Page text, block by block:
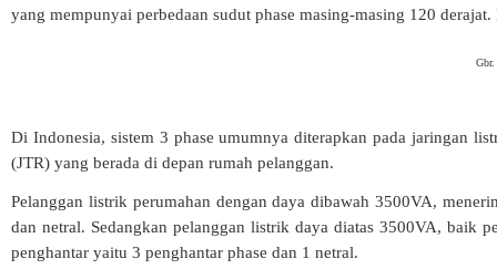
yang mempunyai perbedaan sudut phase masing-masing 120
Di Indonesia, sistem 3 phase umumnya diterapkan pada jaringan
(JTR) yang berada di depan rumah pelanggan.
Pelanggan listrik perumahan dengan daya dibawah 3500VA,
dan netral. Sedangkan pelanggan listrik daya diatas 3500VA, baik
penghantar yaitu 3 penghantar phase dan 1 netral.